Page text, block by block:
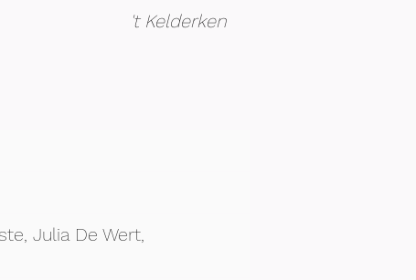
't Kelderken
Julia De Wert,